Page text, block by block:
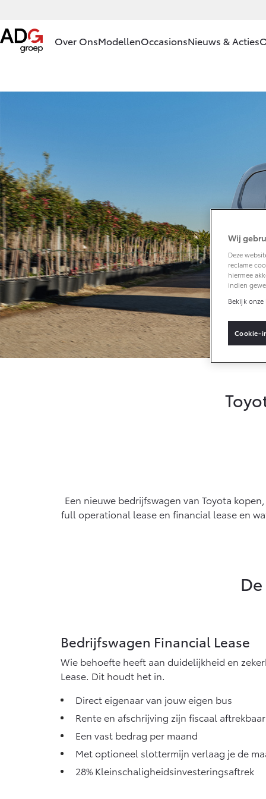
Over Ons
Voorwaarden
Contact en
Route
Praktische
informatie
Vacatures
Klantbeoordelingen
Modellen
Corolla Hatchback
HYBRIDE
Vanaf € 33.495,-
Toyota C-HR+
BATTERIJ-ELEKTRISCH
Vanaf € 46.301,-
OccasionsNieuws & Acties
Een nieuwe bedrijfswagen van Toyota
full operational lease en financial lease en
Bedrijfswagen Financial Lease
Wie behoefte heeft aan duidelijkheid en
Lease. Dit houdt het in.
Direct eigenaar van jouw eigen bus
Rente en afschrijving zijn fiscaal aftrekbaar
Een vast bedrag per maand
Met optioneel slottermijn verlaag je de
28% Kleinschaligheidsinvesteringsaftrek
Wij
Deze
reclame
hiermee
indien
Bekijk onze
Cookie-